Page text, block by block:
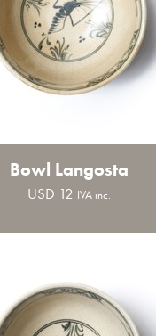
Bowl Langosta
USD 12 IVA inc.